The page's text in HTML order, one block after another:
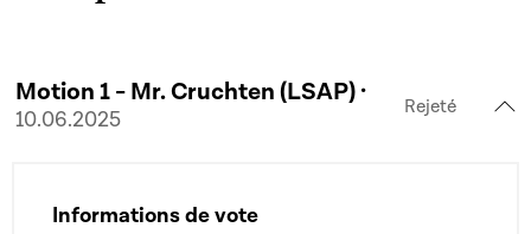
Motion 1 - Mr. Cruchten (LSAP) ·
10.06.2025
Rejeté
Informations de vote